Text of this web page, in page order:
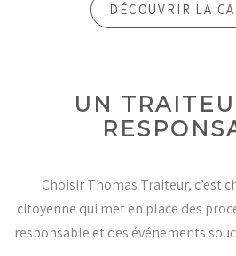
DÉCOUVRIR LA
UN
Choisir Thomas Traiteur, c’est
citoyenne qui met en place des
responsable et des événements